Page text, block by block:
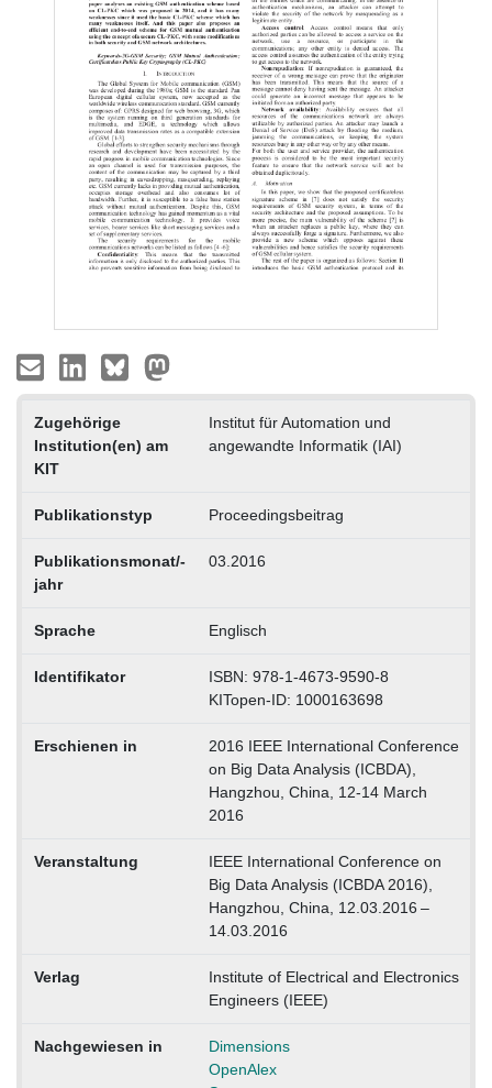
Zugehörige
Institution(en) am
KIT
Institut für Automation und
angewandte Informatik (IAI)
Publikationstyp Proceedingsbeitrag
Publikationsmonat/-
jahr
03.2016
Sprache Englisch
Identifikator
ISBN: 978-1-4673-9590-8
KITopen-ID: 1000163698
Erschienen in
2016 IEEE International Conference
on Big Data Analysis (ICBDA),
Hangzhou, China, 12-14 March
2016
Veranstaltung
IEEE International Conference on
Big Data Analysis (ICBDA 2016),
Hangzhou, China, 12.03.2016 –
14.03.2016
Verlag
Institute of Electrical and Electronics
Engineers (IEEE)
Nachgewiesen in
Dimensions
OpenAlex